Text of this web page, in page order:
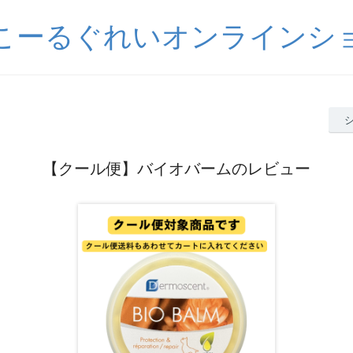
ーるぐれいオンラインシ
【クール便】バイオバームのレビュー